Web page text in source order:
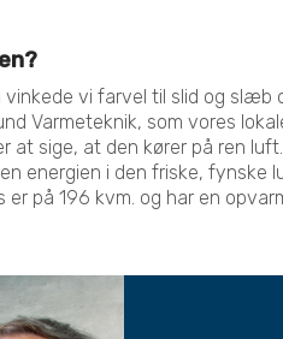
vinkede vi farvel til slid og
Varmeteknik, som vores
at sige, at den kører på ren
energien i den friske, fynske
er på 196 kvm. og har en